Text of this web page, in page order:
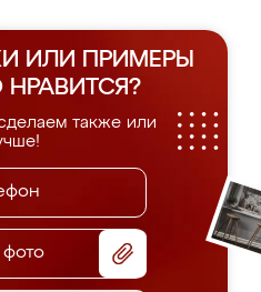
ИЛИ ПРИМЕРЫ
НРАВИТСЯ?
также или
фото